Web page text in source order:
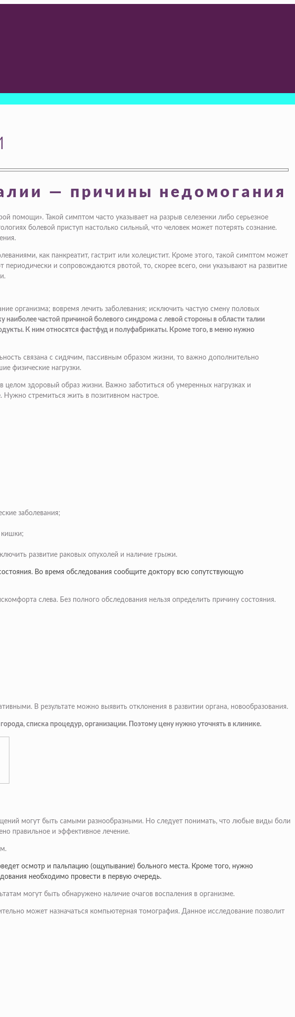
— причины недомогания
помощи». Такой симптом часто указывает на разрыв селезенки либо серьезное
болевой приступ настолько сильный, что человек может потерять сознание.
как панкреатит, гастрит или холецистит. Кроме этого, такой симптом может
и сопровождаются рвотой, то, скорее всего, они указывают на развитие
организма; вовремя лечить заболевания; исключить частую смену половых
наиболее частой причиной болевого синдрома с левой стороны в области талии
К ним относятся фастфуд и полуфабрикаты. Кроме того, в меню нужно
связана с сидячим, пассивным образом жизни, то важно дополнительно
физические нагрузки.
здоровый образ жизни. Важно заботиться об умеренных нагрузках и
стремиться жить в позитивном настрое.
заболевания;
кишки;
развитие раковых опухолей и наличие грыжи.
Во время обследования сообщите доктору всю сопутствующую
слева. Без полного обследования нельзя определить причину состояния.
В результате можно выявить отклонения в развитии органа, новообразования.
списка процедур, организации. Поэтому цену нужно уточнять в клинике.
могут быть самыми разнообразными. Но следует понимать, что любые виды боли
правильное и эффективное лечение.
осмотр и пальпацию (ощупывание) больного места. Кроме того, нужно
необходимо провести в первую очередь.
могут быть обнаружено наличие очагов воспаления в организме.
может назначаться компьютерная томография. Данное исследование позволит